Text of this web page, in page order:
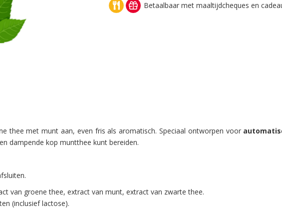
Betaalbaar met maaltijdcheques en
thee met munt aan, even fris als aromatisch. Speciaal ontworpen voor
dampende kop muntthee kunt bereiden.
van groene thee, extract van munt, extract van zwarte thee.
(inclusief lactose).